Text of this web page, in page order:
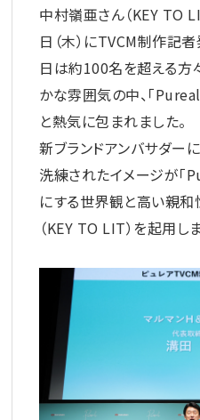
中村嶺亜さん（KEY TO
日（木）にTVCM制作記
日は約100名を超える方
かな雰囲気の中、「
と熱気に包まれました。
新ブランドアンバサダー
洗練されたイメージが「
にする世界観と高い親
（KEY TO LIT）を起用し